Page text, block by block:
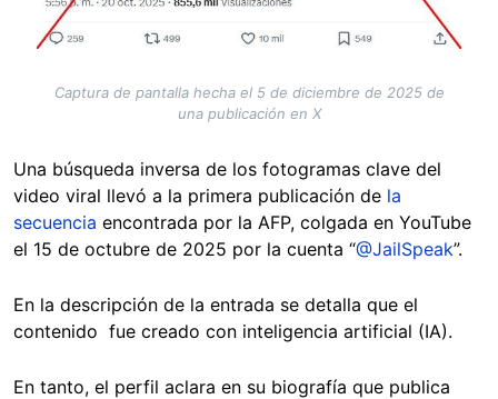
Captura de pantalla hecha el 5 de diciembre de 2025 de
una publicación en X
Una búsqueda inversa de los fotogramas clave del
video viral llevó a la primera publicación de la
secuencia encontrada por la AFP, colgada en YouTube
el 15 de octubre de 2025 por la cuenta “@JailSpeak”.
En la descripción de la entrada se detalla que el
contenido fue creado con inteligencia artificial (IA).
En tanto, el perfil aclara en su biografía que publica